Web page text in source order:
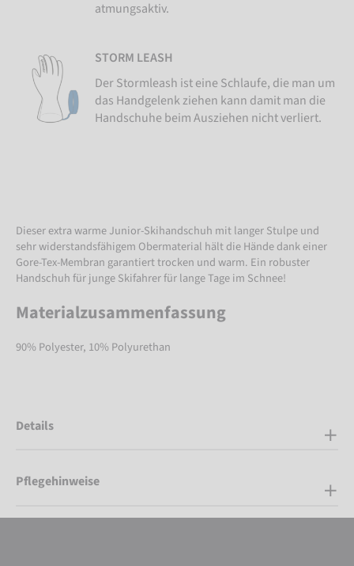
atmungsaktiv.
STORM LEASH
Der Stormleash ist eine Schlaufe, die man um
das Handgelenk ziehen kann damit man die
Handschuhe beim Ausziehen nicht verliert.
Dieser extra warme Junior-Skihandschuh mit langer Stulpe und
sehr widerstandsfähigem Obermaterial hält die Hände dank einer
Gore-Tex-Membran garantiert trocken und warm. Ein robuster
Handschuh für junge Skifahrer für lange Tage im Schnee!
Materialzusammenfassung
90% Polyester, 10% Polyurethan
Details
Pflegehinweise